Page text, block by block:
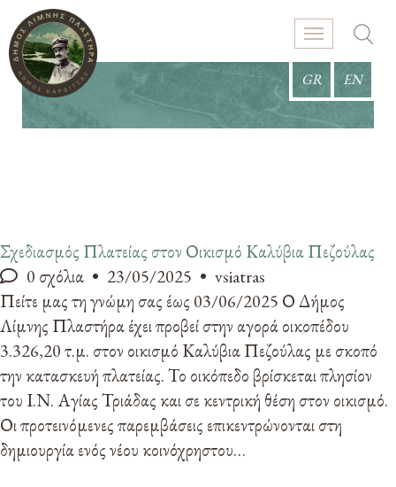
GR EN
Σχεδιασμός Πλατείας στον Οικισμό Καλύβια Πεζούλας
0 σχόλια
23/05/2025
vsiatras
Πείτε μας τη γνώμη σας έως 03/06/2025 Ο Δήμος
Λίμνης Πλαστήρα έχει προβεί στην αγορά οικοπέδου
3.326,20 τ.μ. στον οικισμό Καλύβια Πεζούλας με σκοπό
την κατασκευή πλατείας. Το οικόπεδο βρίσκεται πλησίον
του Ι.Ν. Αγίας Τριάδας και σε κεντρική θέση στον οικισμό.
Οι προτεινόμενες παρεμβάσεις επικεντρώνονται στη
δημιουργία ενός νέου κοινόχρηστου…